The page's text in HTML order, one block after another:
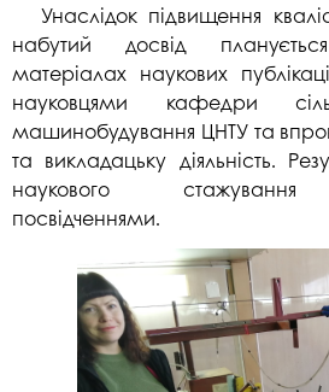
Унаслідок підвищення
набутий досвід
матеріалах наукових
науковцями кафедри
машинобудування ЦНТУ та
та викладацьку діяльність.
наукового стажування
посвідченнями.